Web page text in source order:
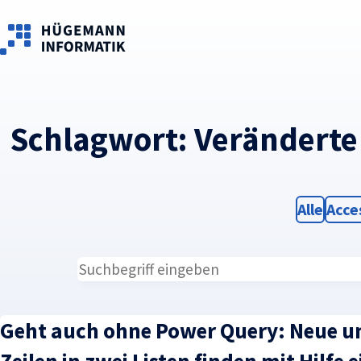
Schlagwort:
Filter
Alle
Geht auch ohne Power Query: Neue